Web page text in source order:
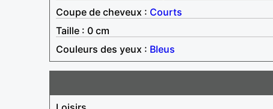
Coupe de cheveux : Courts
Taille : 0 cm
Couleurs des yeux : Bleus